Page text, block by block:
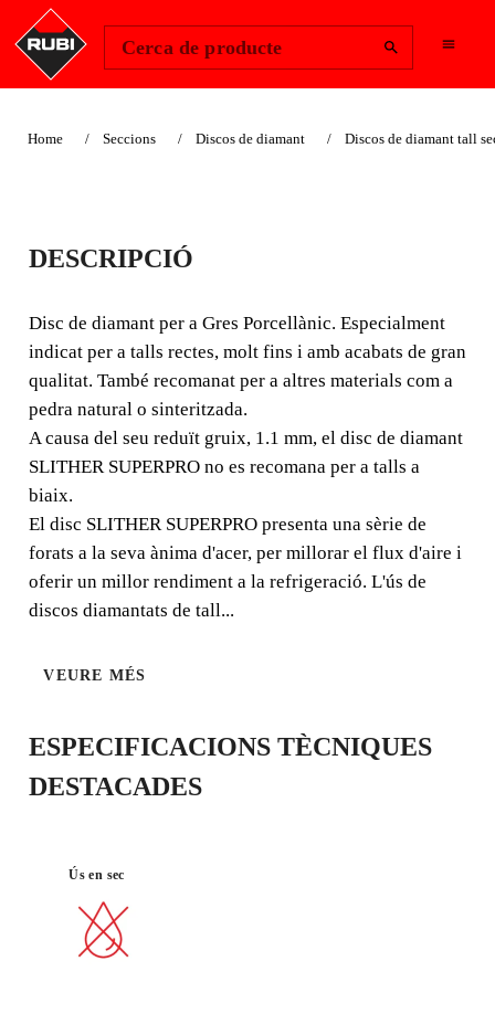
Cerca de producte
Home Seccions Discos de diamant Discos de diamant tall
DISC DIAMANT
GRES
PORCELLÀNIC J-
SLOT - SLITHER
SUPERPRO
EL MILLOR ACABAT, A LA
PRIMERA
Disc de diamant per a Gres Porcellànic. Especialment
indicat per a talls rectes, molt fins i amb acabats de gran
qualitat. També recomanat per a altres materials com a
PORCEL·LÀ
ACABAT DE
DESCRIPCIÓ
Disc de diamant per a Gres Porcellànic. Especialment
indicat per a talls rectes, molt fins i amb acabats de gran
qualitat. També recomanat per a altres materials com a
pedra natural o sinteritzada.
A causa del seu reduït gruix, 1.1 mm, el disc de diamant
SLITHER SUPERPRO no es recomana per a talls a
biaix.
El disc SLITHER SUPERPRO presenta una sèrie de
forats a la seva ànima d'acer, per millorar el flux d'aire i
oferir un millor rendiment a la refrigeració. L'ús de
discos diamantats de tall...
VEURE MÉS
ESPECIFICACIONS TÈCNIQUES
DESTACADES
Ús en sec